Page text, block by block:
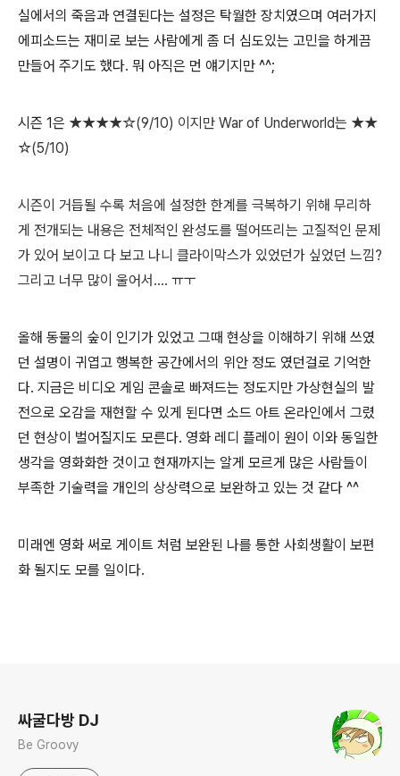
실에서의 죽음과 연결된다는 설정은 탁월한 장치였으며 여러가지
에피소드는 재미로 보는 사람에게 좀 더 심도있는 고민을 하게끔
만들어 주기도 했다. 뭐 아직은 먼 얘기지만 ^^;
시즌 1은 ★★★★☆(9/10) 이지만 War of Underworld는 ★★
☆(5/10)
시즌이 거듭될 수록 처음에 설정한 한계를 극복하기 위해 무리하
게 전개되는 내용은 전체적인 완성도를 떨어뜨리는 고질적인 문제
가 있어 보이고 다 보고 나니 클라이막스가 있었던가 싶었던 느낌?
그리고 너무 많이 울어서.... ㅠㅜ
올해 동물의 숲이 인기가 있었고 그때 현상을 이해하기 위해 쓰였
던 설명이 귀엽고 행복한 공간에서의 위안 정도 였던걸로 기억한
다. 지금은 비디오 게임 콘솔로 빠져드는 정도지만 가상현실의 발
전으로 오감을 재현할 수 있게 된다면 소드 아트 온라인에서 그렸
던 현상이 벌어질지도 모른다. 영화 레디 플레이 원이 이와 동일한
생각을 영화화한 것이고 현재까지는 알게 모르게 많은 사람들이
부족한 기술력을 개인의 상상력으로 보완하고 있는 것 같다 ^^
미래엔 영화 써로 게이트 처럼 보완된 나를 통한 사회생활이 보편
화 될지도 모를 일이다.
싸굴다방 DJ
Be Groovy